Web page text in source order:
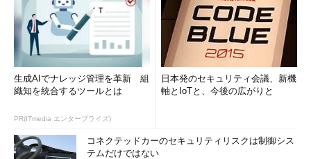
生成AIでナレッジ管理を革新 組
織知を統合するツールとは
PR(ITmedia エンタープライズ)
日本発のセキュリティ会議、新機
軸とIoTと、今後の広がりと
コネクテッドカーのセキュリティリスクは制御シス
テムだけではない